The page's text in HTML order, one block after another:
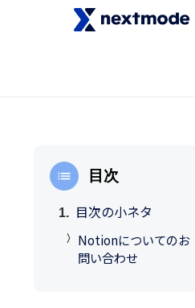
目次
目次の小ネタ
Notionについてのお
問い合わせ